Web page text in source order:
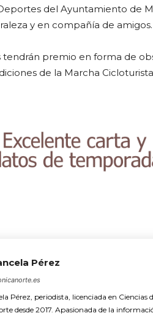
del Ayuntamiento de
y en compañía de amigos.
premio en forma de
de la Marcha
Pérez
Pérez, periodista, licenciada en
desde 2017. Apasionada de la